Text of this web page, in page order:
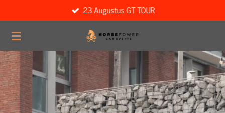
direct
naar
hoofdinhoud
23 Augustus GT TOUR